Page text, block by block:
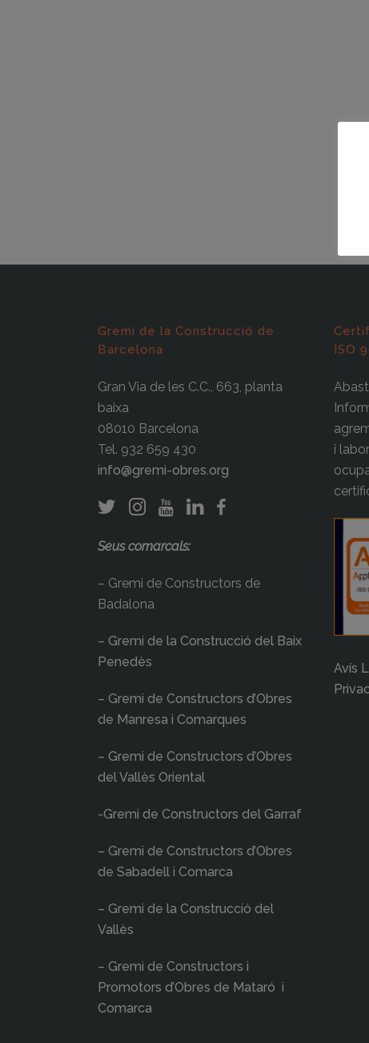
Gremi de la Construcció de
Barcelona
Gran Via de les C.C., 663, planta
baixa
08010 Barcelona
Tel. 932 659 430
info@gremi-obres.org
Seus comarcals:
– Gremi de Constructors de
Badalona
– Gremi de la Construcció del Baix
Penedès
– Gremi de Constructors d’Obres
de Manresa i Comarques
– Gremi de Constructors d’Obres
del Vallès Oriental
-Gremi de Constructors del Garraf
– Gremi de Constructors d’Obres
de Sabadell i Comarca
– Gremi de la Construcció del
Vallès
– Gremi de Constructors i
Promotors d’Obres de Mataró i
Comarca
ISO
i
Avís